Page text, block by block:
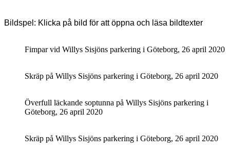
Bildspel: Klicka på bild för att öppna och läsa bildtexter
Fimpar vid Willys Sisjöns parkering i Göteborg, 26 april 2020
Skräp på Willys Sisjöns parkering i Göteborg, 26 april 2020
Överfull läckande soptunna på Willys Sisjöns parkering i
Göteborg, 26 april 2020
Skräp på Willys Sisjöns parkering i Göteborg, 26 april 2020